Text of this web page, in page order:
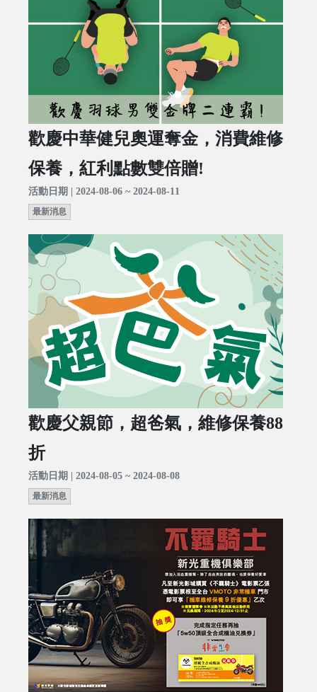
歡慶中華健兒奧運奪金，消費維修
保養，紅利點數雙倍贈!
活動日期 | 2024-08-06 ~ 2024-08-11
最新消息
歡慶父親節，超爸氣，維修保養88
折
活動日期 | 2024-08-05 ~ 2024-08-08
最新消息